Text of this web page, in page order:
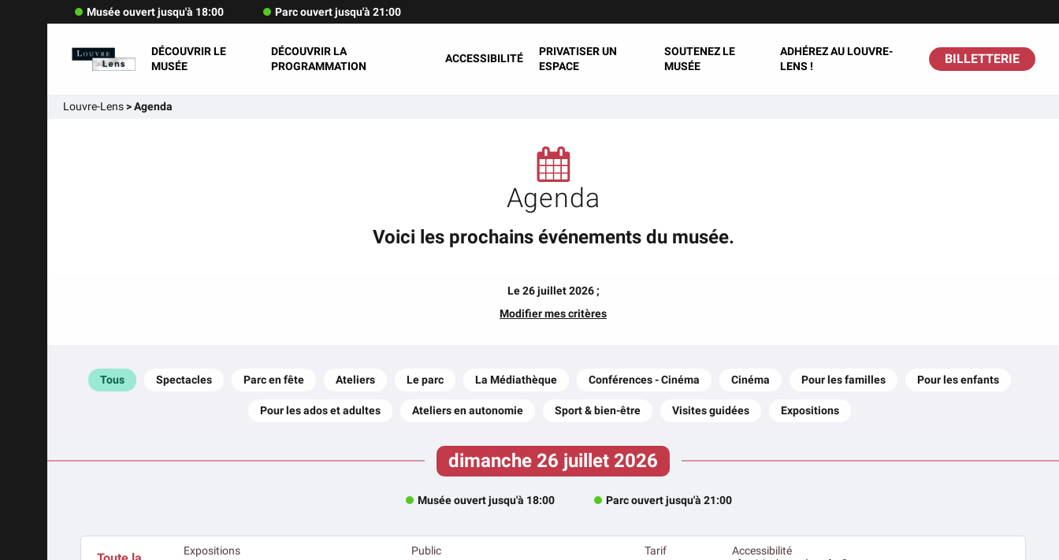
Musée ouvert jusqu'à 18:00 Parc ouvert jusqu'à 21:00
DÉCOUVRIR LE
MUSÉE
DÉCOUVRIR LA
PROGRAMMATION
ACCESSIBILITÉ
PRIVATISER UN
ESPACE
SOUTENEZ LE
MUSÉE
ADHÉREZ AU LOUVRE-
LENS !
BILLETTERIE
Louvre-Lens>Agenda
Agenda
Voici les prochains événements du musée.
Le 26 juillet 2026 ;
Modifier mes critères
Tous Spectacles Parc en fête Ateliers Le parc La Médiathèque Conférences - Cinéma Cinéma Pour les familles Pour les enfants
Pour les ados et adultes Ateliers en autonomie Sport & bien-être Visites guidées Expositions
dimanche 26 juillet 2026
Musée ouvert jusqu'à 18:00 Parc ouvert jusqu'à 21:00
Expositions
Public
Tarif
Accessibilité